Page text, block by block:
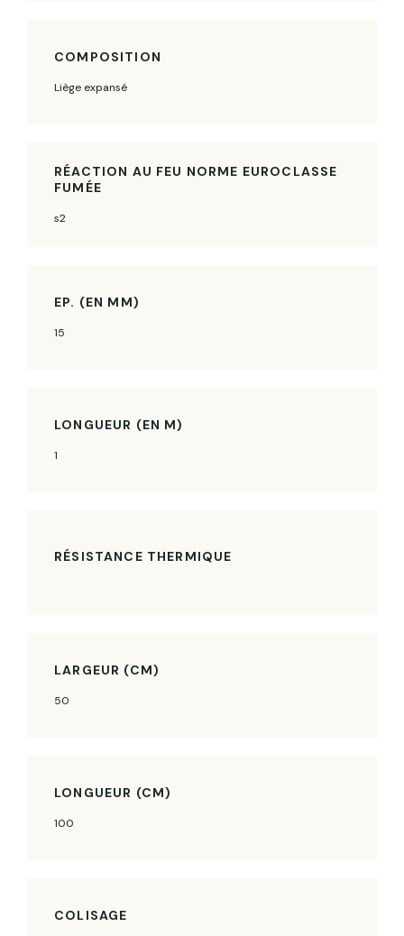
COMPOSITION
Liège expansé
RÉACTION AU FEU NORME EUROCLASSE
FUMÉE
s2
EP. (EN MM)
15
LONGUEUR (EN M)
1
RÉSISTANCE THERMIQUE
LARGEUR (CM)
50
LONGUEUR (CM)
100
COLISAGE